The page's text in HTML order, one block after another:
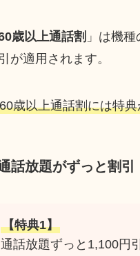
歳以上通話割 」は機種
が適用されます。
歳以上通話割には特
話放題がずっと割引
【特典1】
通話放題ずっと1,100円